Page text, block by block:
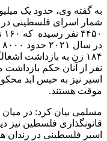
شمار اسرای فلسطینی در
موقت هستند.
اسیر فلسطینی در زندان